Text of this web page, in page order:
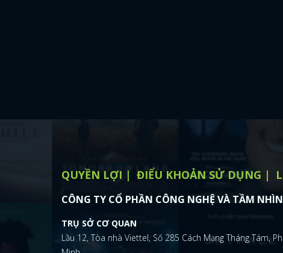
QUYỀN LỢI ĐIỂU KHOẢN SỬ DỤNG
CÔNG TY CỔ PHẦN CÔNG NGHỆ VÀ TẦM
TRỤ SỞ CƠ QUAN
Lầu 12, Tòa nhà Viettel, Số 285 Cách Mạng Tháng Tám,